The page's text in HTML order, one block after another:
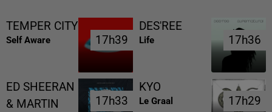
TEMPER CITY
Self Aware 17h39
17h39
DES'REE
Life 17h36
17h36
ED SHEERAN
& MARTIN
17h33
17h33
KYO
Le Graal 17h29
17h29